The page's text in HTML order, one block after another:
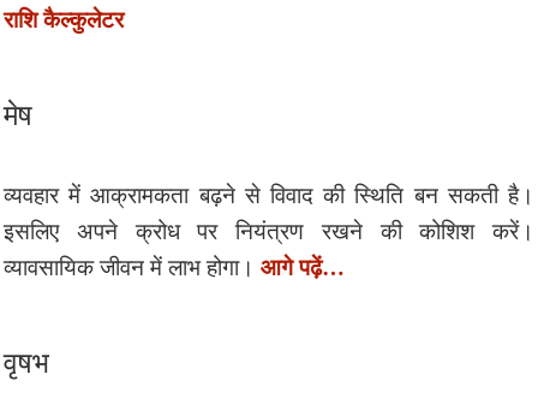
राशि कैल्कुलेटर
मेष
व्यवहार में आक्रामकता बढ़ने से विवाद की स्थिति बन सकती है।
इसलिए अपने क्रोध पर नियंत्रण रखने की कोशिश करें।
व्यावसायिक जीवन में लाभ होगा। आगे पढ़ें…
वृषभ